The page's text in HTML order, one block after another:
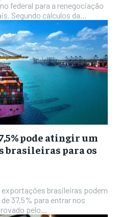
federal para a renegociação
Segundo cálculos da...
pode atingir um
brasileiras para os
exportações brasileiras podem
37,5% para entrar nos
pelo...